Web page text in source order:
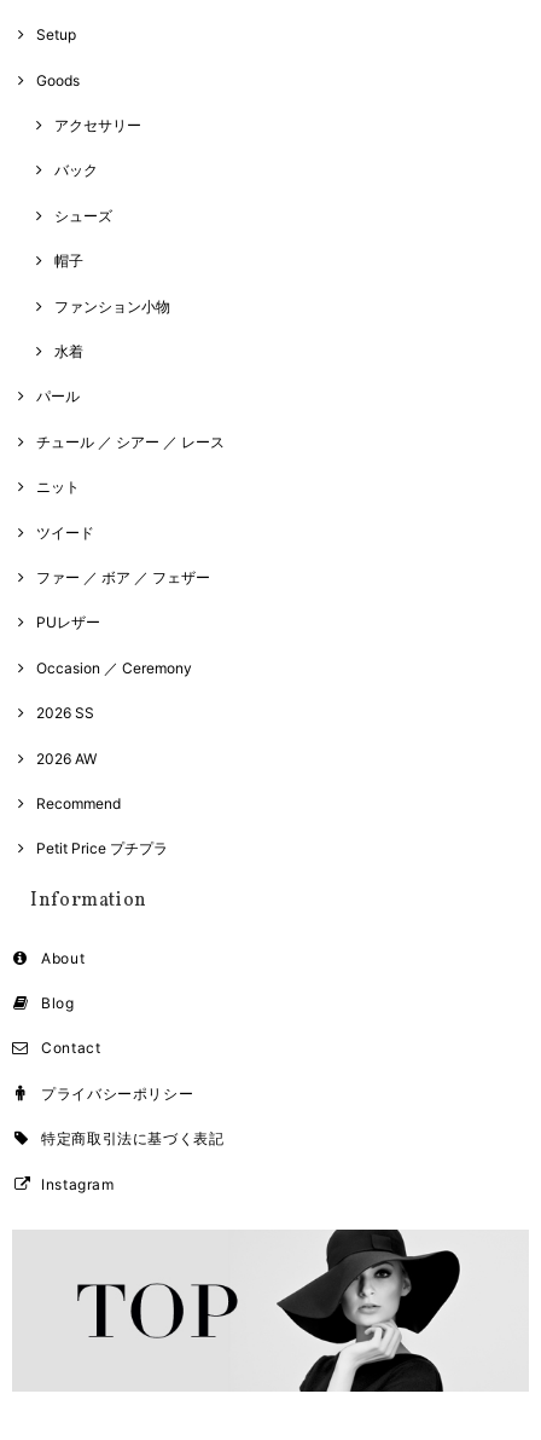
Setup
Goods
アクセサリー
バック
シューズ
帽子
ファンション小物
水着
パール
チュール ／ シアー ／ レース
ニット
ツイード
ファー ／ ボア ／ フェザー
PUレザー
Occasion ／ Ceremony
2026 SS
2026 AW
Recommend
Petit Price プチプラ
Information
About
Blog
Contact
プライバシーポリシー
特定商取引法に基づく表記
Instagram